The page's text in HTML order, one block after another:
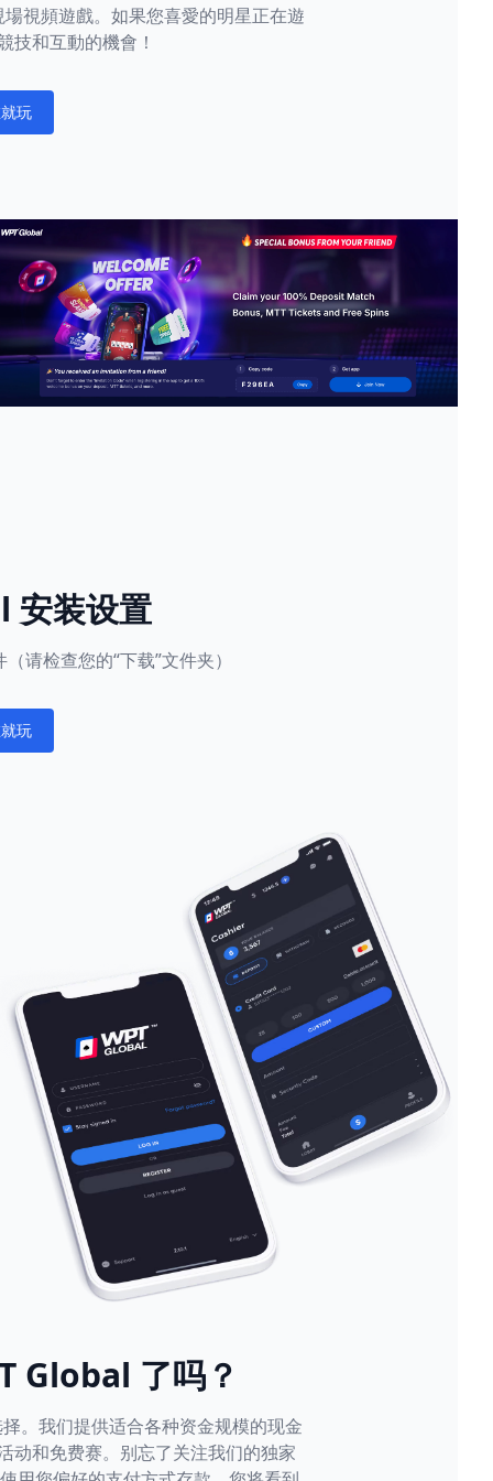
視頻遊戲。如果您喜愛的明星正在遊
技和互動的機會！
玩
安装设置
请检查您的“下载”文件夹）
玩
Global 了吗？
。我们提供适合各种资金规模的现金
动和免费赛。别忘了关注我们的独家